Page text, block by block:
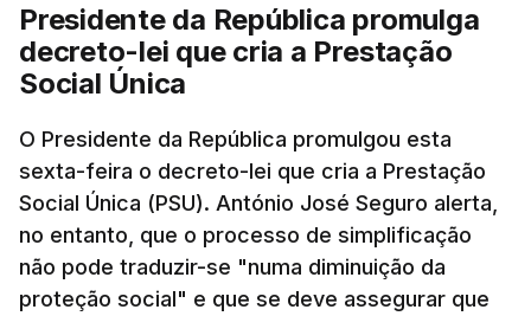
Presidente da República promulga
decreto-lei que cria a Prestação
Social Única
O Presidente da República promulgou esta
sexta-feira o decreto-lei que cria a Prestação
Social Única (PSU). António José Seguro alerta,
no entanto, que o processo de simplificação
não pode traduzir-se "numa diminuição da
proteção social" e que se deve assegurar que